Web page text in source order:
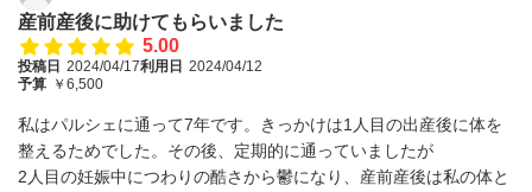
産前産後に助けてもらいました
5.00
投稿日 2024/04/17利用日 2024/04/12
予算 ￥6,500
私はパルシェに通って7年です。きっかけは1人目の出産後に体を
整えるためでした。その後、定期的に通っていましたが
2人目の妊娠中につわりの酷さから鬱になり、産前産後は私の体と